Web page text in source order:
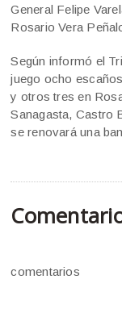
General Felipe
Rosario Vera
Según informó el
juego ocho
y otros tres en
Sanagasta, Castro
se renovará una
comentarios